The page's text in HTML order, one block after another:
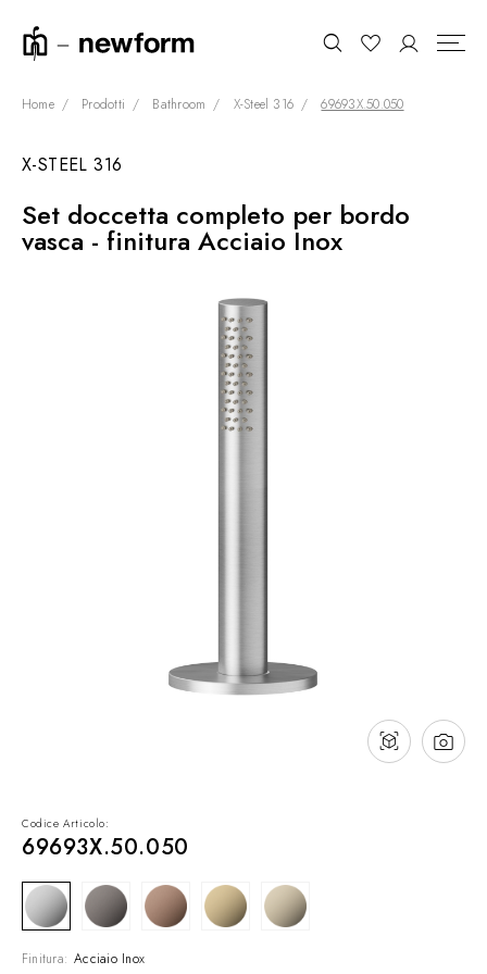
COLLEZIONI
SHOWROOM
CONTRACT DIVISION
SOSTENIBILITÀ
Home Prodotti Bathroom X-Steel 316 69693X.50.050
Codice Articolo:
69693X.50.050
Finitura: Acciaio Inox
X-STEEL 316
Set doccetta completo per bordo
vasca - finitura Acciaio Inox